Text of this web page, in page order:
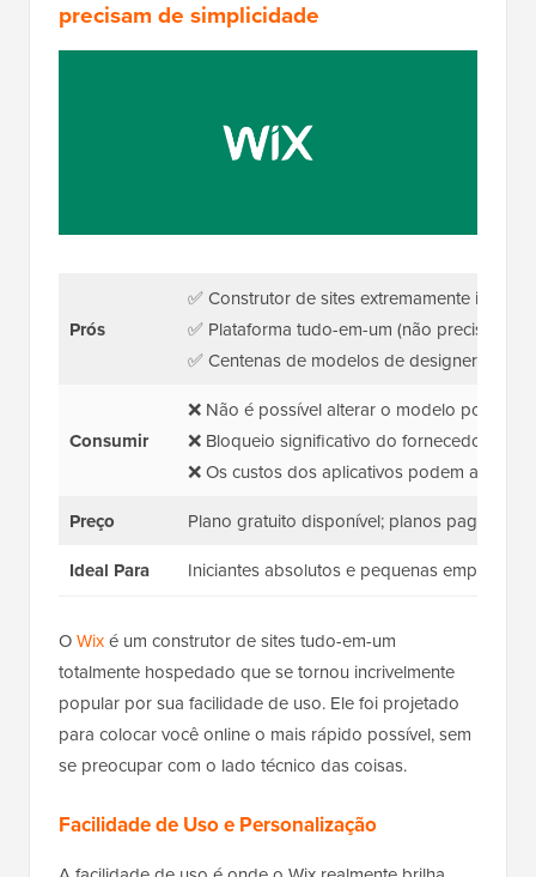
precisam de simplicidade
Prós
✅ Construtor de sites extremamente intuitivo
✅ Plataforma tudo-em-um (não precisa de
✅ Centenas de modelos de designers
Consumir
❌ Não é possível alterar o modelo
❌ Bloqueio significativo do fornecedor
❌ Os custos dos aplicativos podem
Preço Plano gratuito disponível; planos pagos a
Ideal Para Iniciantes absolutos e pequenas empresas.
OWixé um construtor de sites tudo-em-um
totalmente hospedado que se tornou incrivelmente
popular por sua facilidade de uso. Ele foi projetado
para colocar você online o mais rápido possível, sem
se preocupar com o lado técnico das coisas.
Facilidade de Uso e Personalização